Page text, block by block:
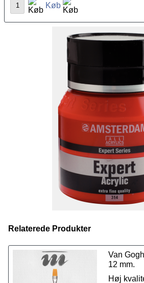
cement.
Når du søger efter den bedste
akrylmaling, er Amsterdam Expert
Serien er fremstillet med høje
pigermener med de højeste grader
Amsterdam ekspert serien, kan
Amsterdam serier blandes med vand
malermidler.
Vælg mellem 40 fantastisk farver i
se vores sortiment af 70 farver i
Køb
Relaterede Produkter
Van
12 mm.
Høj